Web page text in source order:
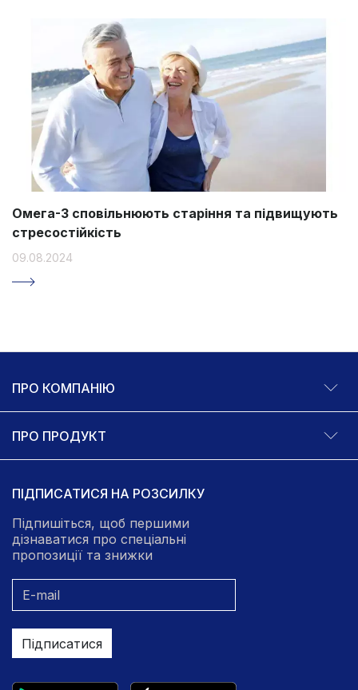
Омега-3 сповільнюють старіння та підвищують
стресостійкість
09.08.2024
ПРО КОМПАНІЮ
ПРО ПРОДУКТ
ПІДПИСАТИСЯ НА РОЗСИЛКУ
Підпишіться, щоб першими
дізнаватися про спеціальні
пропозиції та знижки
Підписатися